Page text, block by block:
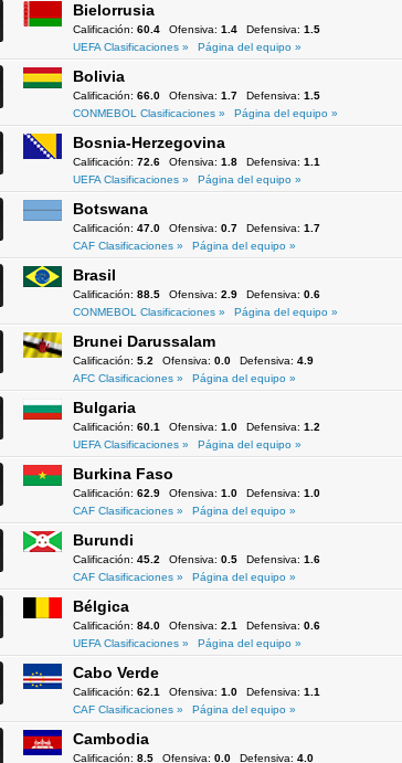
Bielorrusia
Calificación: 60.4 Ofensiva: 1.4 Defensiva: 1.5
UEFA Clasificaciones »
Página del equipo »
Bolivia
Calificación: 66.0 Ofensiva: 1.7 Defensiva: 1.5
CONMEBOL Clasificaciones »
Página del equipo »
Bosnia-Herzegovina
Calificación: 72.6 Ofensiva: 1.8 Defensiva: 1.1
UEFA Clasificaciones »
Página del equipo »
Botswana
Calificación: 47.0 Ofensiva: 0.7 Defensiva: 1.7
CAF Clasificaciones »
Página del equipo »
Brasil
Calificación: 88.5 Ofensiva: 2.9 Defensiva: 0.6
CONMEBOL Clasificaciones »
Página del equipo »
Brunei Darussalam
Calificación: 5.2 Ofensiva: 0.0 Defensiva: 4.9
AFC Clasificaciones »
Página del equipo »
Bulgaria
Calificación: 60.1 Ofensiva: 1.0 Defensiva: 1.2
UEFA Clasificaciones »
Página del equipo »
Burkina Faso
Calificación: 62.9 Ofensiva: 1.0 Defensiva: 1.0
CAF Clasificaciones »
Página del equipo »
Burundi
Calificación: 45.2 Ofensiva: 0.5 Defensiva: 1.6
CAF Clasificaciones »
Página del equipo »
Bélgica
Calificación: 84.0 Ofensiva: 2.1 Defensiva: 0.6
UEFA Clasificaciones »
Página del equipo »
Cabo Verde
Calificación: 62.1 Ofensiva: 1.0 Defensiva: 1.1
CAF Clasificaciones »
Página del equipo »
Cambodia
Calificación: 8.5 Ofensiva: 0.0 Defensiva: 4.0